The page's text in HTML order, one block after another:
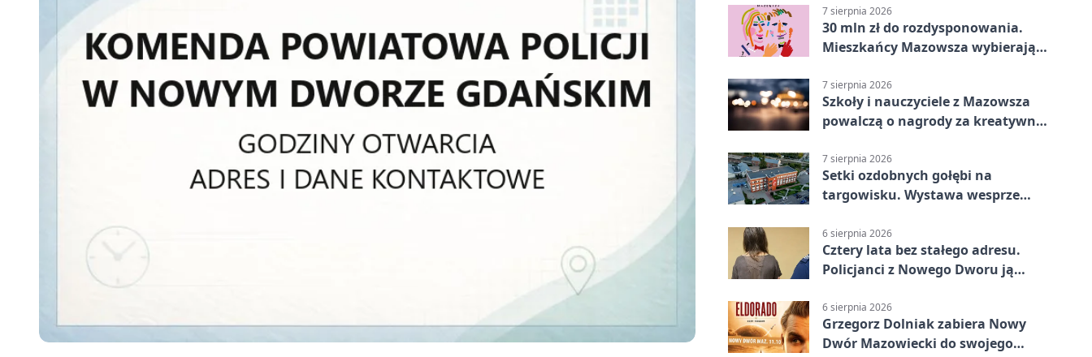
7 sierpnia 2026
30 mln zł do rozdysponowania.
Mieszkańcy Mazowsza wybierają
7 sierpnia 2026
Szkoły i nauczyciele z Mazowsza
powalczą o nagrody za kreatywną
7 sierpnia 2026
Setki ozdobnych gołębi na
targowisku. Wystawa wesprze
6 sierpnia 2026
Cztery lata bez stałego adresu.
Policjanci z Nowego Dworu ją
6 sierpnia 2026
Grzegorz Dolniak zabiera Nowy
Dwór Mazowiecki do swojego